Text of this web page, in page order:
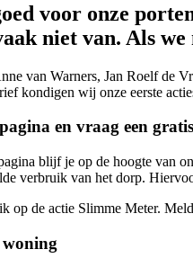
voor onze
niet van. Als
van Warners, Jan Roelf de
kondigen wij onze eerste
en vraag een
blijf je op de hoogte van
verbruik van het dorp.
op de actie Slimme Meter.